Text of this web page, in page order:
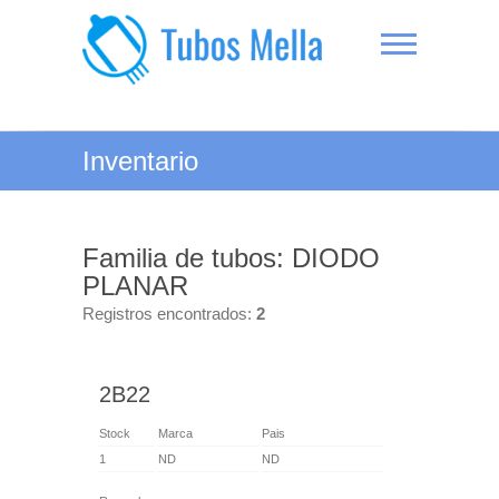
Tubos Mella
Inventario
Familia de tubos: DIODO
PLANAR
Registros encontrados: 2
2B22
Stock Marca
Pais
1
ND ND